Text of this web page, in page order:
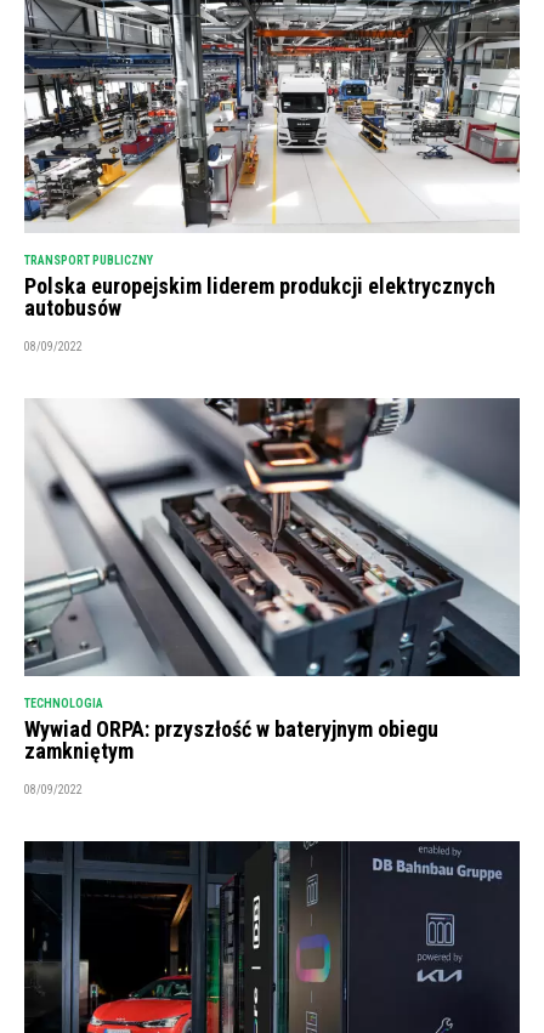
TRANSPORT PUBLICZNY
Polska europejskim liderem produkcji elektrycznych
autobusów
08/09/2022
TECHNOLOGIA
Wywiad ORPA: przyszłość w bateryjnym obiegu
zamkniętym
08/09/2022